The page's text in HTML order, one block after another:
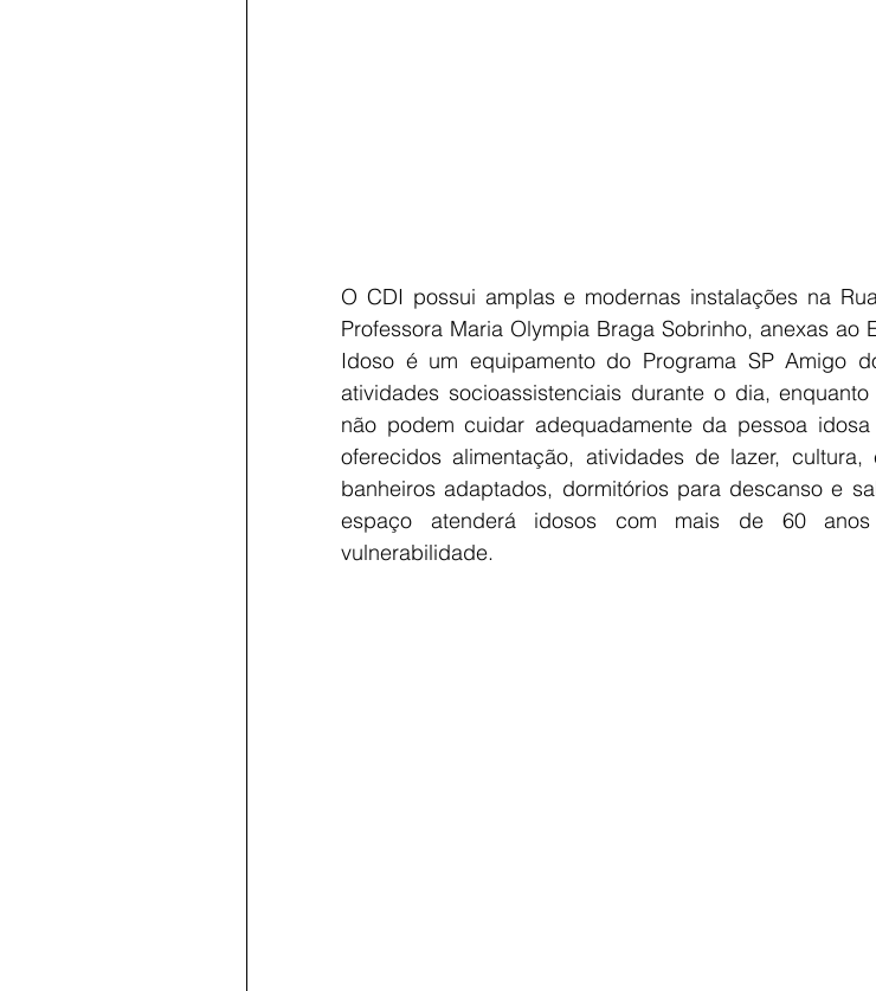
O CDI possui amplas e modernas instalações na
Professora Maria Olympia Braga Sobrinho, anexas ao
Idoso é um equipamento do Programa SP Amigo
atividades socioassistenciais durante o dia,
não podem cuidar adequadamente da pessoa
oferecidos alimentação, atividades de lazer,
banheiros adaptados, dormitórios para descanso e
espaço atenderá idosos com mais de 60
vulnerabilidade.